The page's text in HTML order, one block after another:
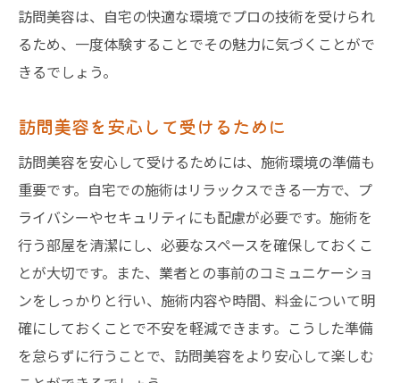
訪問美容は、自宅の快適な環境でプロの技術を受けられ
るため、一度体験することでその魅力に気づくことがで
きるでしょう。
訪問美容を安心して受けるために
訪問美容を安心して受けるためには、施術環境の準備も
重要です。自宅での施術はリラックスできる一方で、プ
ライバシーやセキュリティにも配慮が必要です。施術を
行う部屋を清潔にし、必要なスペースを確保しておくこ
とが大切です。また、業者との事前のコミュニケーショ
ンをしっかりと行い、施術内容や時間、料金について明
確にしておくことで不安を軽減できます。こうした準備
を怠らずに行うことで、訪問美容をより安心して楽しむ